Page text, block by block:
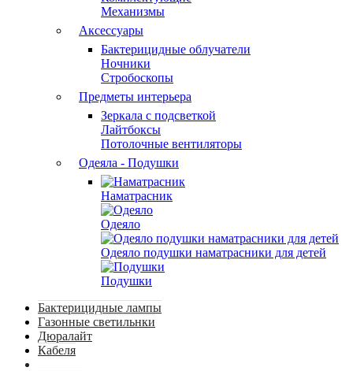
Механизмы
Аксессуары
Бактерицидные облучатели
Ночники
Стробоскопы
Предметы интерьера
Зеркала с подсветкой
Лайтбоксы
Потолочные вентиляторы
Одеяла - Подушки
Наматрасник
Одеяло
Одеяло подушки наматрасники для детей
Подушки
Бактерицидные лампы
Газонные светильнки
Дюралайт
Кабеля